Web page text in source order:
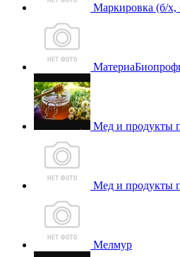
Маркировка (б/х,
Мед и продукты
Мед и продукты
Мелмур